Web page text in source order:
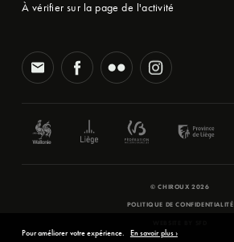
À vérifier sur la page de l'activité
© CHIROUX 2026
POLITIQUE DE CONFIDENTIALITÉ
Pour améliorer votre expérience. En savoir plus ›